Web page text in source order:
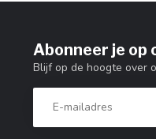
Abonneer je op
Blijf op de hoogte over